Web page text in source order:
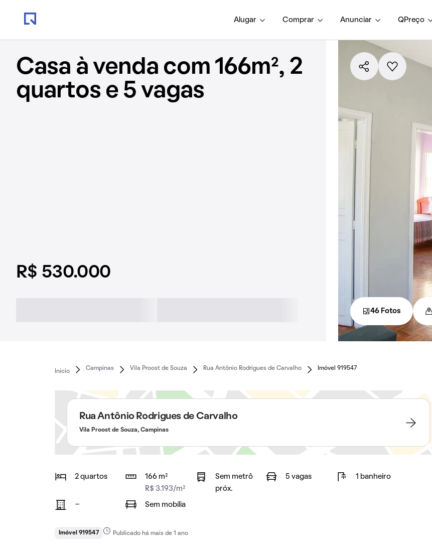
Alugar Comprar Anunciar QPreço
Casa à venda com 166m², 2
quartos e 5 vagas
R$ 530.000
46 Fotos
Início
Campinas Vila Proost de Souza Rua Antônio Rodrigues de Carvalho Imóvel 919547
Rua Antônio Rodrigues de Carvalho
Vila Proost de Souza, Campinas
2 quartos
166 m²
R$ 3.193/m²
Sem metrô
próx.
5 vagas 1 banheiro
- Sem mobília
Imóvel 919547 Publicado há mais de 1 ano